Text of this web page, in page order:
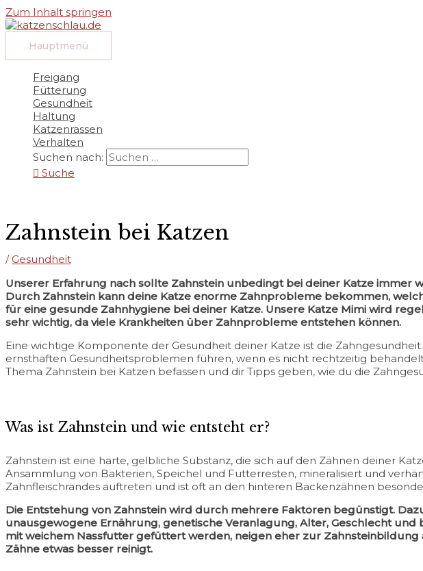
Zum Inhalt springen
Hauptmenü
Freigang
Fütterung
Gesundheit
Haltung
Katzenrassen
Verhalten
Suchen nach:
Suche
Zahnstein bei Katzen
/ Gesundheit
Unserer Erfahrung nach sollte Zahnstein unbedingt bei deiner Katze
Durch Zahnstein kann deine Katze enorme Zahnprobleme bekommen,
für eine gesunde Zahnhygiene bei deiner Katze. Unsere Katze Mimi wird
sehr wichtig, da viele Krankheiten über Zahnprobleme entstehen können.
Eine wichtige Komponente der Gesundheit deiner Katze ist die
ernsthaften Gesundheitsproblemen führen, wenn es nicht rechtzeitig
Thema Zahnstein bei Katzen befassen und dir Tipps geben, wie du die
Was ist Zahnstein und wie entsteht er?
Zahnstein ist eine harte, gelbliche Substanz, die sich auf den Zähnen deiner
Ansammlung von Bakterien, Speichel und Futterresten, mineralisiert und
Zahnfleischrandes auftreten und ist oft an den hinteren Backenzähnen
Die Entstehung von Zahnstein wird durch mehrere Faktoren begünstigt.
unausgewogene Ernährung, genetische Veranlagung, Alter, Geschlecht
mit weichem Nassfutter gefüttert werden, neigen eher zur
Zähne etwas besser reinigt.